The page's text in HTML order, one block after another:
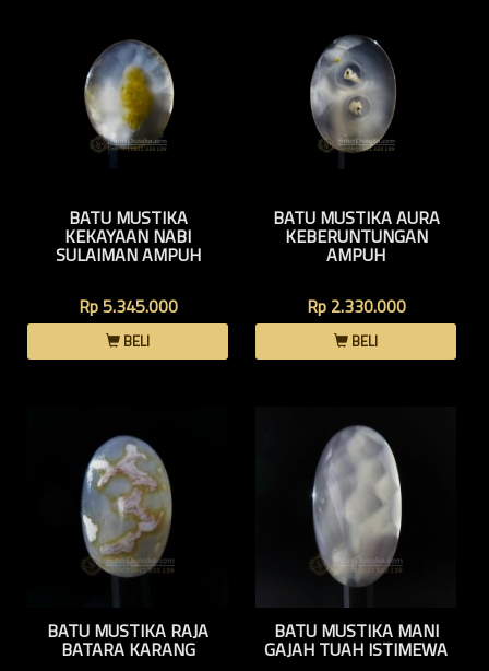
BATU MUSTIKA
KEKAYAAN NABI
SULAIMAN AMPUH
Rp 5.345.000
BELI
BATU MUSTIKA AURA
KEBERUNTUNGAN
AMPUH
Rp 2.330.000
BELI
BATU MUSTIKA RAJA
BATARA KARANG
BATU MUSTIKA MANI
GAJAH TUAH ISTIMEWA